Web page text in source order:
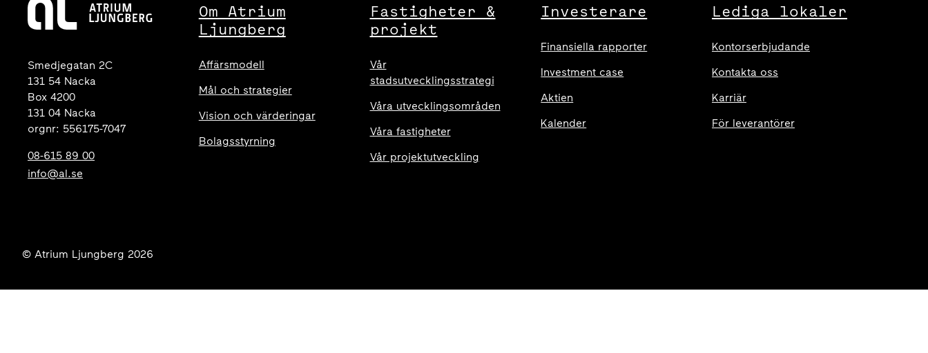
Smedjegatan 2C
131 54 Nacka
Box 4200
131 04 Nacka
orgnr: 556175-7047
08-615 89 00
info@al.se
Om Atrium
Ljungberg
Affärsmodell
Mål och strategier
Vision och värderingar
Bolagsstyrning
Fastigheter &
projekt
Vår
stadsutvecklingsstrategi
Våra utvecklingsområden
Våra fastigheter
Vår projektutveckling
Investerare
Finansiella rapporter
Investment case
Aktien
Kalender
Lediga lokaler
Kontorserbjudande
Kontakta oss
Karriär
För leverantörer
© Atrium Ljungberg 2026